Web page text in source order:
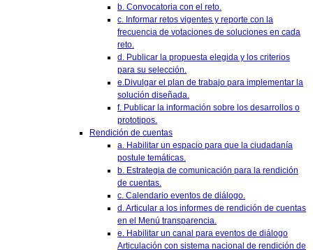
b. Convocatoria con el reto.
c. Informar retos vigentes y reporte con la
frecuencia de votaciones de soluciones en cada
reto.
d. Publicar la propuesta elegida y los criterios
para su selección.
e.Divulgar el plan de trabajo para implementar la
solución diseñada.
f. Publicar la información sobre los desarrollos o
prototipos.
Rendición de cuentas
a. Habilitar un espacio para que la ciudadanía
postule temáticas.
b. Estrategia de comunicación para la rendición
de cuentas.
c. Calendario eventos de diálogo.
d. Articular a los informes de rendición de cuentas
en el Menú transparencia.
e. Habilitar un canal para eventos de diálogo
Articulación con sistema nacional de rendición de